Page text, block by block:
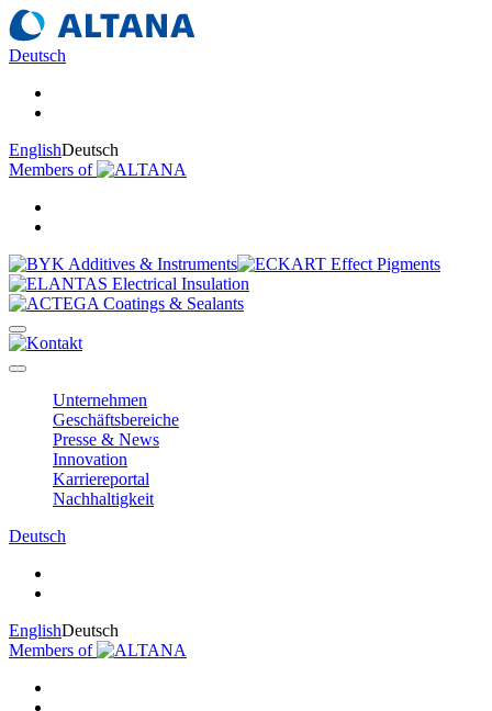
Deutsch
EnglishDeutsch
Members of
Unternehmen
Geschäftsbereiche
Presse & News
Innovation
Karriereportal
Nachhaltigkeit
Deutsch
EnglishDeutsch
Members of